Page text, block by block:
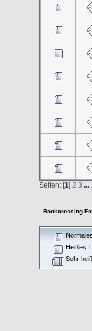
Seiten: [1] 2 3 ...
Bookcrossing
Heißes
Sehr